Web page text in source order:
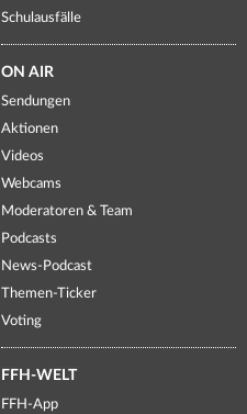
Schulausfälle
ON AIR
Sendungen
Aktionen
Videos
Webcams
Moderatoren & Team
Podcasts
News-Podcast
Themen-Ticker
Voting
FFH-WELT
FFH-App